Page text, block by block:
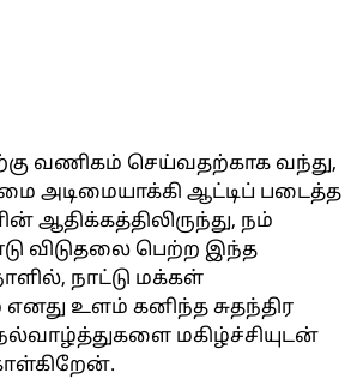
வணிகம் செய்வதற்காக வந்து,
அடிமையாக்கி ஆட்டிப் படைத்த
ஆதிக்கத்திலிருந்து, நம்
விடுதலை பெற்ற இந்த
நாட்டு மக்கள்
உளம் கனிந்த சுதந்திர
மகிழ்ச்சியுடன்